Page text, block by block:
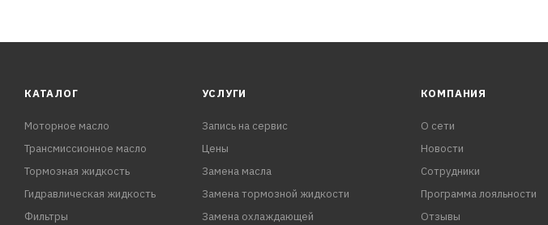
КАТАЛОГ
Моторное масло
Трансмиссионное масло
Тормозная жидкость
Гидравлическая жидкость
Фильтры
УСЛУГИ
Запись на сервис
Цены
Замена масла
Замена тормозной жидкости
Замена охлаждающей
КОМПАНИЯ
О сети
Новости
Сотрудники
Программа лояльности
Отзывы